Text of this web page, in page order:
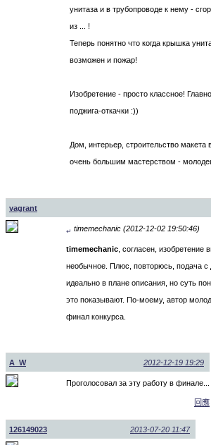
унитаза и в трубопроводе к нему -
из ... !
Теперь понятно что когда крышка
возможен и пожар!
Изобретение - просто классное!
поджига-откачки :))
Дом, интерьер, строительство
очень большим мастерством -
vagrant
↵ timemechanic (2012-12-02 19:50:46)
timemechanic , согласен,
необычное. Плюс, повторюсь, подача
идеально в плане описания, но суть
это показывают. По-моему, автор
финал конкурса.
A_W 2012-12-19 19:29
Проголосовал за эту работу в финале...
回應
126149023 2013-07-20 11:47